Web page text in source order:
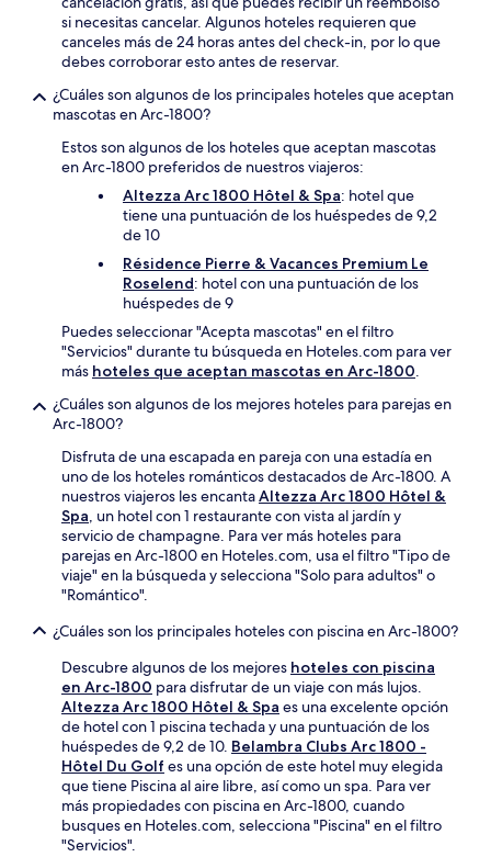
si necesitas cancelar. Algunos hoteles requieren que
canceles más de 24 horas antes del check-in, por lo que
debes corroborar esto antes de reservar.
¿Cuáles son algunos de los principales hoteles que aceptan
mascotas en Arc-1800?
Estos son algunos de los hoteles que aceptan mascotas
en Arc-1800 preferidos de nuestros viajeros:
Altezza Arc 1800 Hôtel & Spa: hotel que
tiene una puntuación de los huéspedes de 9,2
de 10
Résidence Pierre & Vacances Premium Le
Roselend: hotel con una puntuación de los
huéspedes de 9
Puedes seleccionar "Acepta mascotas" en el filtro
"Servicios" durante tu búsqueda en Hoteles.com para ver
más hoteles que aceptan mascotas en Arc-1800.
¿Cuáles son algunos de los mejores hoteles para parejas en
Arc-1800?
Disfruta de una escapada en pareja con una estadía en
uno de los hoteles románticos destacados de Arc-1800. A
nuestros viajeros les encantaAltezza Arc 1800 Hôtel &
Spa, un hotel con 1 restaurante con vista al jardín y
servicio de champagne. Para ver más hoteles para
parejas en Arc-1800 en Hoteles.com, usa el filtro "Tipo de
viaje" en la búsqueda y selecciona "Solo para adultos" o
"Romántico".
¿Cuáles son los principales hoteles con piscina en Arc-1800?
Descubre algunos de los mejores hoteles con piscina
en Arc-1800 para disfrutar de un viaje con más lujos.
Altezza Arc 1800 Hôtel & Spa es una excelente opción
de hotel con 1 piscina techada y una puntuación de los
huéspedes de 9,2 de 10. Belambra Clubs Arc 1800 -
Hôtel Du Golf es una opción de este hotel muy elegida
que tiene Piscina al aire libre, así como un spa. Para ver
más propiedades con piscina en Arc-1800, cuando
busques en Hoteles.com, selecciona "Piscina" en el filtro
"Servicios".